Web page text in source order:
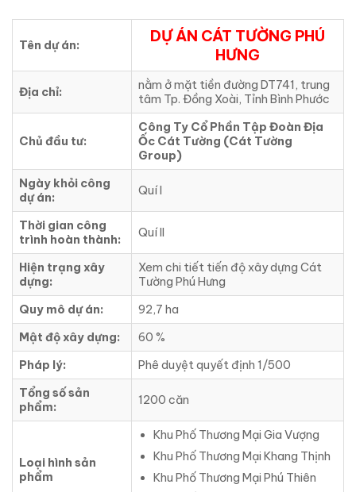
Tên dự án:
DỰ ÁN CÁT TƯỜNG PHÚ
HƯNG
Địa chỉ:
nằm ở mặt tiền đường DT741, trung
tâm Tp. Đồng Xoài, Tỉnh Bình Phước
Chủ đầu tư:
Công Ty Cổ Phần Tập Đoàn Địa
Ốc Cát Tường (Cát Tường
Group)
Ngày khỏi công
dự án:
Quí I
Thời gian công
trình hoàn thành:
Quí II
Hiện trạng xây
dựng:
Xem chi tiết tiến độ xây dựng Cát
Tường Phú Hưng
Quy mô dự án:
92,7 ha
Mật độ xây dựng:
60 %
Pháp lý:
Phê duyệt quyết định 1/500
Tổng số sản
phẩm:
1200 căn
Loại hình sản
phẩm
Khu Phố Thương Mại Gia Vượng
Khu Phố Thương Mại Khang Thịnh
Khu Phố Thương Mại Phú Thiên